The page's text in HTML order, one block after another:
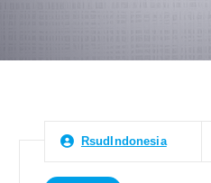
RsudIndonesia